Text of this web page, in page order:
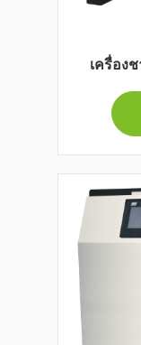
เครื่อง